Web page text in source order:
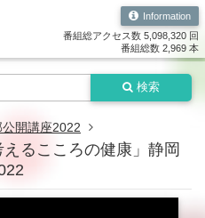
Information
番組総アクセス数 5,098,320 回
番組総数 2,969 本
検索
開講座2022
るこころの健康」静岡